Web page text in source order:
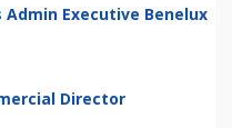
Admin Executive Benelux
Director